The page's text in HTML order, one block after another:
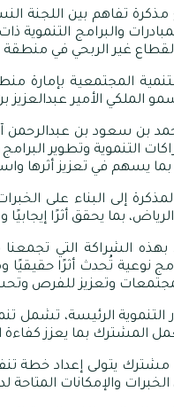
تفاهم بين اللجنة
والبرامج التنموية
غير الربحي في منطقة
المجتمعية
الملكي الأمير
بن سعود بن عبدالرحمن
التنموية وتطوير
يسهم في تعزيز أثرها
إلى البناء على
بما يحقق أثرًا
الشراكة التي تجمعنا
نوعية تُحدث أثرًا حقيقيًا
وتعزيز للفرص
الرئيسة، تشمل
المشترك بما يعزز كفاءة
يتولى إعداد خطة
والإمكانات المتاحة